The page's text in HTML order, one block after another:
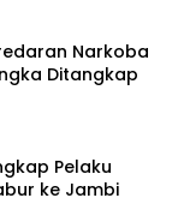
Narkoba
Ditangkap
Pelaku
ke Jambi